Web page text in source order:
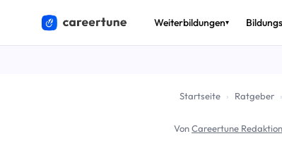
Weiterbildungen▾
Startseite › Ratgeber ›
VonCareertune Redaktion